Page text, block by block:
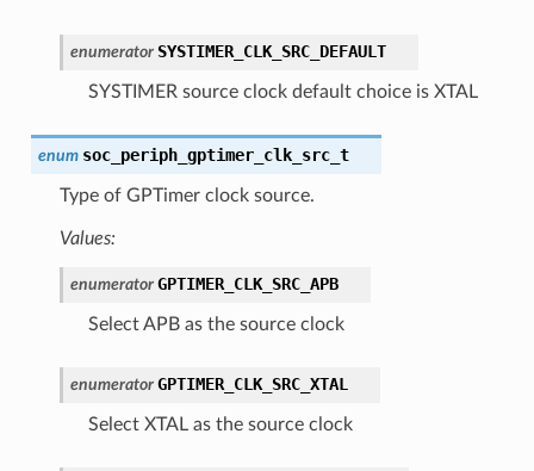
enumerator SYSTIMER_CLK_SRC_DEFAULT
SYSTIMER source clock default choice is XTAL
enum soc_periph_gptimer_clk_src_t
Type of GPTimer clock source.
Values:
enumerator GPTIMER_CLK_SRC_APB
Select APB as the source clock
enumerator GPTIMER_CLK_SRC_XTAL
Select XTAL as the source clock